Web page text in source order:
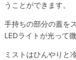
うことができます。
手持ちの部分の蓋を
LEDライトが光って
ミストはひんやりと